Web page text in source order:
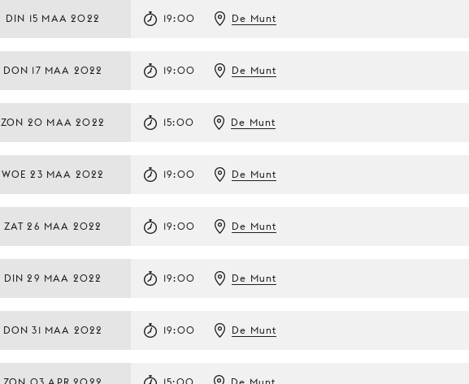
DIN 15 MAA 2022 19:00 De Munt
DON 17 MAA 2022 19:00 De Munt
ZON 20 MAA 2022 15:00 De Munt
WOE 23 MAA 2022 19:00 De Munt
ZAT 26 MAA 2022 19:00 De Munt
DIN 29 MAA 2022 19:00 De Munt
DON 31 MAA 2022 19:00 De Munt